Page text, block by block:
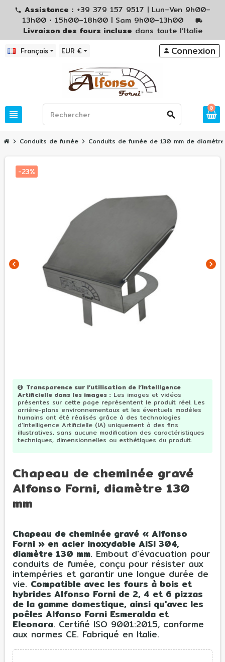
phone Assistance : +39 379 157 9517 | Lun–Ven 9h00–
13h00 • 15h00–18h00 | Sam 9h00–13h00local_shipping
Livraison des fours incluse dans toute l’Italie
Français EUR €
view_headline search
person Connexion
0
chevron_right Conduits de fumée chevron_right Conduits de fumée de 130 mm de
chevron_left chevron_right
Transparence sur l’utilisation de l’Intelligence
Artificielle dans les images : Les images et vidéos
présentes sur cette page représentent le produit réel. Les
arrière-plans environnementaux et les éventuels modèles
humains ont été réalisés grâce à des technologies
d’Intelligence Artificielle (IA) uniquement à des fins
illustratives, sans aucune modification des caractéristiques
techniques, dimensionnelles ou esthétiques du produit.
-23%
Chapeau de cheminée gravé
Alfonso Forni, diamètre 130
mm
Chapeau de cheminée gravé « Alfonso
Forni » en acier inoxydable AISI 304,
diamètre 130 mm. Embout d'évacuation pour
conduits de fumée, conçu pour résister aux
intempéries et garantir une longue durée de
vie. Compatible avec les fours à bois et
hybrides Alfonso Forni de 2, 4 et 6 pizzas
de la gamme domestique, ainsi qu'avec les
poêles Alfonso Forni Esmeralda et
Eleonora. Certifié ISO 9001:2015, conforme
aux normes CE. Fabriqué en Italie.